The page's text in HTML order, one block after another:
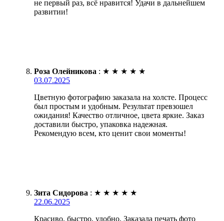
не первый раз, всё нравится! Удачи в дальнейшем
развитии!
Роза Олейникова : ★ ★ ★ ★ ★
03.07.2025
Цветную фотографию заказала на холсте. Процесс
был простым и удобным. Результат превзошел
ожидания! Качество отличное, цвета яркие. Заказ
доставили быстро, упаковка надежная.
Рекомендую всем, кто ценит свои моменты!
Зита Сидорова : ★ ★ ★ ★ ★
22.06.2025
Красиво, быстро, удобно. Заказала печать фото